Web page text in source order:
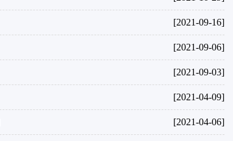
[2021-09-16]
[2021-09-06]
[2021-09-03]
[2021-04-09]
[2021-04-06]